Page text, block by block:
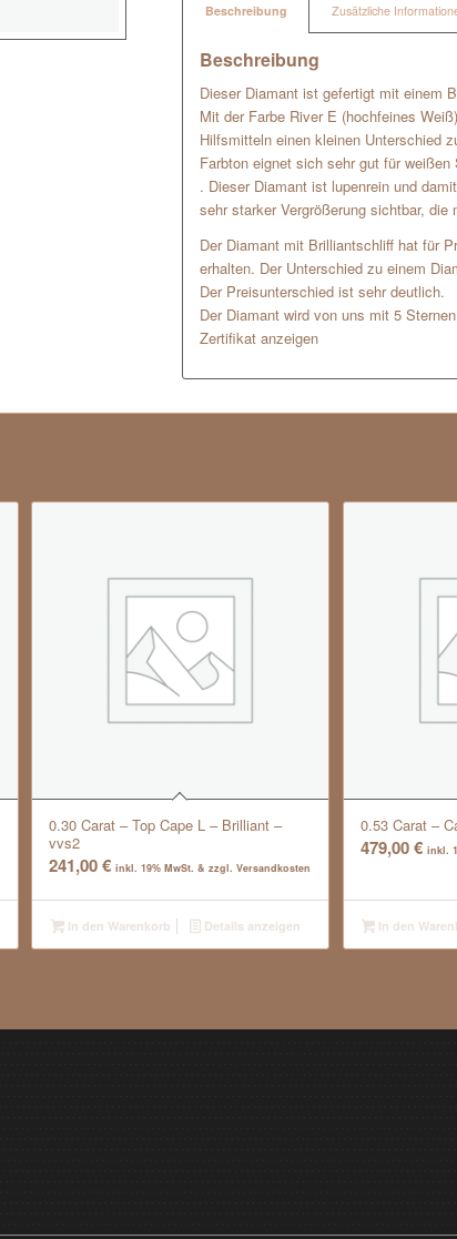
Beschreibung Zusätzliche
Beschreibung
Dieser Diamant ist gefertigt mit einem
Mit der Farbe River E (hochfeines
Hilfsmitteln einen kleinen Unterschied
Farbton eignet sich sehr gut für weißen
. Dieser Diamant ist lupenrein und
sehr starker Vergrößerung sichtbar,
Der Diamant mit Brilliantschliff hat für
erhalten. Der Unterschied zu einem
Der Preisunterschied ist sehr deutlich.
Der Diamant wird von uns mit 5
Zertifikat anzeigen
0.30 Carat – Top Cape L – Brilliant –
vvs2
241,00€ inkl. 19% MwSt. & zzgl. Versandkosten
In den Warenkorb Details anzeigen
0.53 Carat –
479,00€ inkl.
In den